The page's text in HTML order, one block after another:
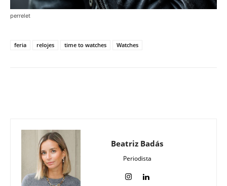
perrelet
feria relojes time to watches Watches
Beatriz Badás
Periodista